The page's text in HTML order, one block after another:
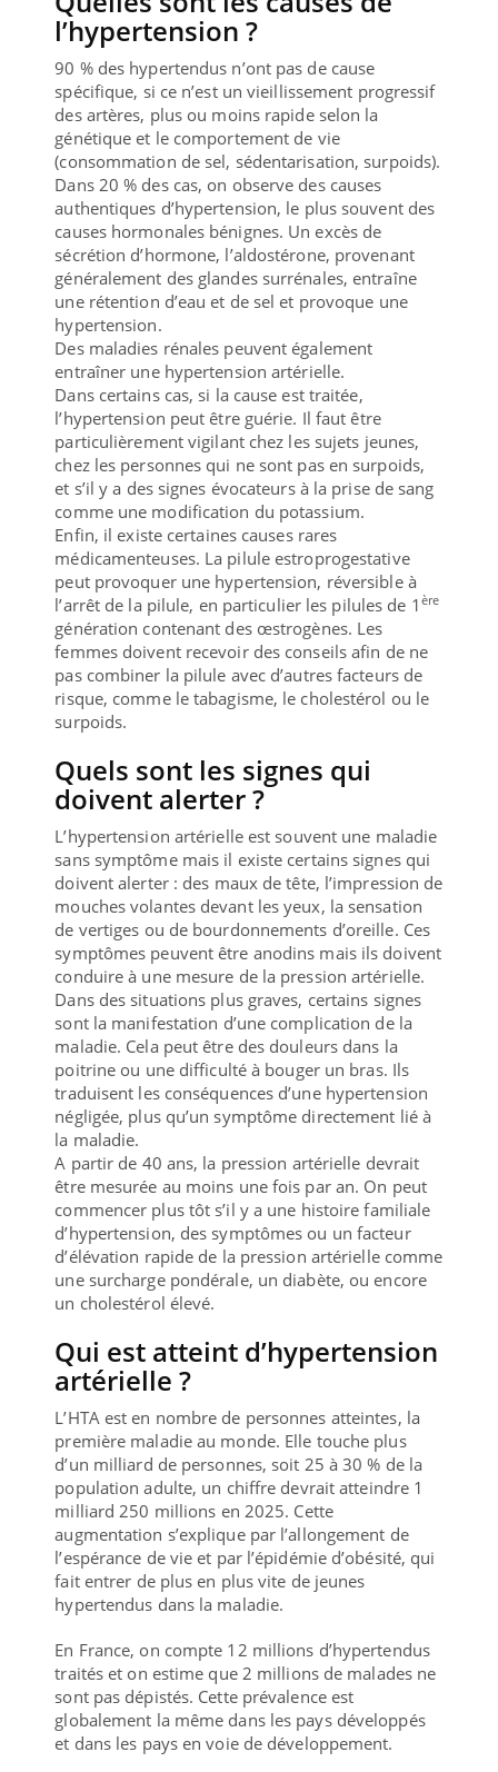
l’hypertension ?
90 % des hypertendus n’ont pas de cause
spécifique, si ce n’est un vieillissement progressif
des artères, plus ou moins rapide selon la
génétique et le comportement de vie
(consommation de sel, sédentarisation, surpoids).
Dans 20 % des cas, on observe des causes
authentiques d’hypertension, le plus souvent des
causes hormonales bénignes. Un excès de
sécrétion d’hormone, l’aldostérone, provenant
généralement des glandes surrénales, entraîne
une rétention d’eau et de sel et provoque une
hypertension.
Des maladies rénales peuvent également
entraîner une hypertension artérielle.
Dans certains cas, si la cause est traitée,
l’hypertension peut être guérie. Il faut être
particulièrement vigilant chez les sujets jeunes,
chez les personnes qui ne sont pas en surpoids,
et s’il y a des signes évocateurs à la prise de sang
comme une modification du potassium.
Enfin, il existe certaines causes rares
médicamenteuses. La pilule estroprogestative
peut provoquer une hypertension, réversible à
l’arrêt de la pilule, en particulier les pilules de 1 ère
génération contenant des œstrogènes. Les
femmes doivent recevoir des conseils afin de ne
pas combiner la pilule avec d’autres facteurs de
risque, comme le tabagisme, le cholestérol ou le
surpoids.
Quels sont les signes qui
doivent alerter ?
L’hypertension artérielle est souvent une maladie
sans symptôme mais il existe certains signes qui
doivent alerter : des maux de tête, l’impression de
mouches volantes devant les yeux, la sensation
de vertiges ou de bourdonnements d’oreille. Ces
symptômes peuvent être anodins mais ils doivent
conduire à une mesure de la pression artérielle.
Dans des situations plus graves, certains signes
sont la manifestation d’une complication de la
maladie. Cela peut être des douleurs dans la
poitrine ou une difficulté à bouger un bras. Ils
traduisent les conséquences d’une hypertension
négligée, plus qu’un symptôme directement lié à
la maladie.
A partir de 40 ans, la pression artérielle devrait
être mesurée au moins une fois par an. On peut
commencer plus tôt s’il y a une histoire familiale
d’hypertension, des symptômes ou un facteur
d’élévation rapide de la pression artérielle comme
une surcharge pondérale, un diabète, ou encore
un cholestérol élevé.
Qui est atteint d’hypertension
artérielle ?
L’HTA est en nombre de personnes atteintes, la
première maladie au monde. Elle touche plus
d’un milliard de personnes, soit 25 à 30 % de la
population adulte, un chiffre devrait atteindre 1
milliard 250 millions en 2025. Cette
augmentation s’explique par l’allongement de
l’espérance de vie et par l’épidémie d’obésité, qui
fait entrer de plus en plus vite de jeunes
hypertendus dans la maladie.
En France, on compte 12 millions d’hypertendus
traités et on estime que 2 millions de malades ne
sont pas dépistés. Cette prévalence est
globalement la même dans les pays développés
et dans les pays en voie de développement.